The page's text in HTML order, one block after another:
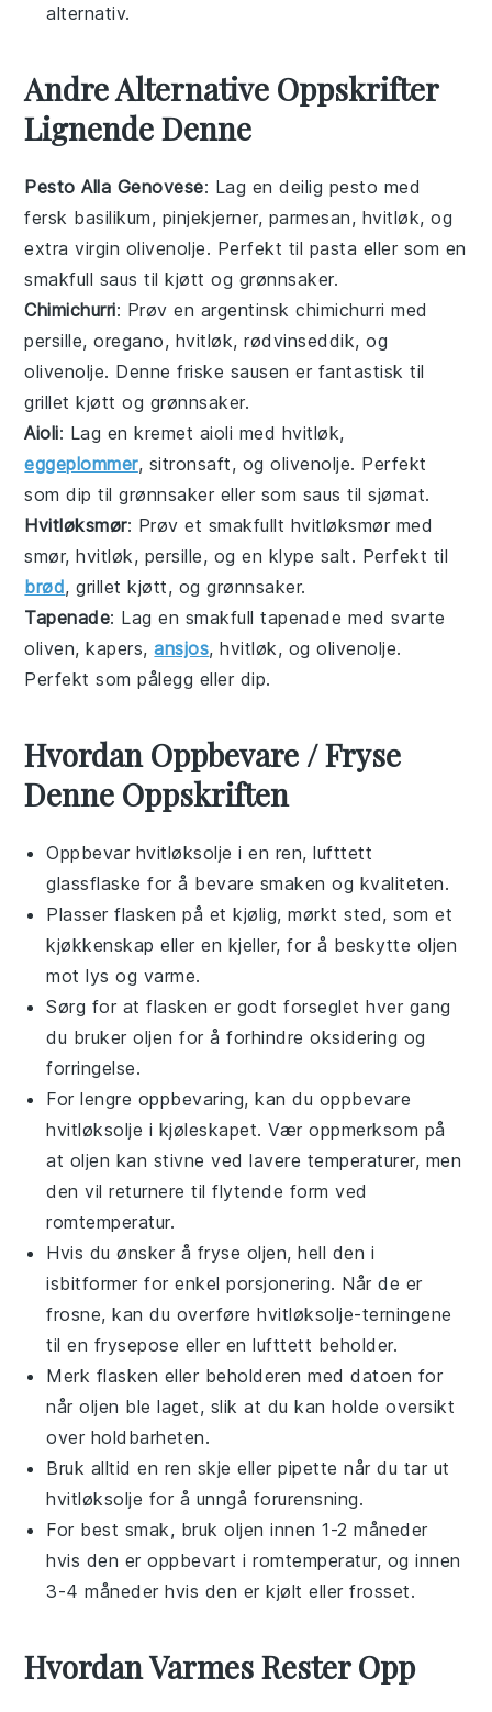
alternativ.
Andre Alternative Oppskrifter
Lignende Denne
Pesto Alla Genovese: Lag en deilig pesto med
fersk basilikum, pinjekjerner, parmesan, hvitløk, og
extra virgin olivenolje. Perfekt til pasta eller som en
smakfull saus tilkjøtt og grønnsaker.
Chimichurri: Prøv en argentinskchimichurri med
persille,oregano, hvitløk,rødvinseddik, og
olivenolje. Denne friske sausen er fantastisk til
grillet kjøtt og grønnsaker.
Aioli: Lag en kremet aioli med hvitløk,
eggeplommer, sitronsaft, ogolivenolje. Perfekt
somdip tilgrønnsaker eller som saus tilsjømat.
Hvitløksmør: Prøv et smakfullt hvitløksmør med
smør,hvitløk, persille, og en klype salt. Perfekt til
brød,grillet kjøtt, oggrønnsaker.
Tapenade: Lag en smakfulltapenade med svarte
oliven,kapers,ansjos,hvitløk, ogolivenolje.
Perfekt sompålegg eller dip.
Hvordan Oppbevare / Fryse
Denne Oppskriften
Oppbevar hvitløksolje i en ren, lufttett
glassflaske for å bevare smaken og kvaliteten.
Plasser flasken på et kjølig, mørkt sted, som et
kjøkkenskap eller en kjeller, for å beskytte oljen
mot lys og varme.
Sørg for at flasken er godt forseglet hver gang
du bruker oljen for å forhindre oksidering og
forringelse.
For lengre oppbevaring, kan du oppbevare
hvitløksolje i kjøleskapet. Vær oppmerksom på
at oljen kan stivne ved lavere temperaturer, men
den vil returnere til flytende form ved
romtemperatur.
Hvis du ønsker å fryse oljen, hell den i
isbitformer for enkel porsjonering. Når de er
frosne, kan du overførehvitløksolje-terningene
til en frysepose eller en lufttett beholder.
Merk flasken eller beholderen med datoen for
når oljen ble laget, slik at du kan holde oversikt
over holdbarheten.
Bruk alltid en ren skje eller pipette når du tar ut
hvitløksolje for å unngå forurensning.
For best smak, bruk oljen innen 1-2 måneder
hvis den er oppbevart i romtemperatur, og innen
3-4 måneder hvis den er kjølt eller frosset.
Hvordan Varmes Rester Opp